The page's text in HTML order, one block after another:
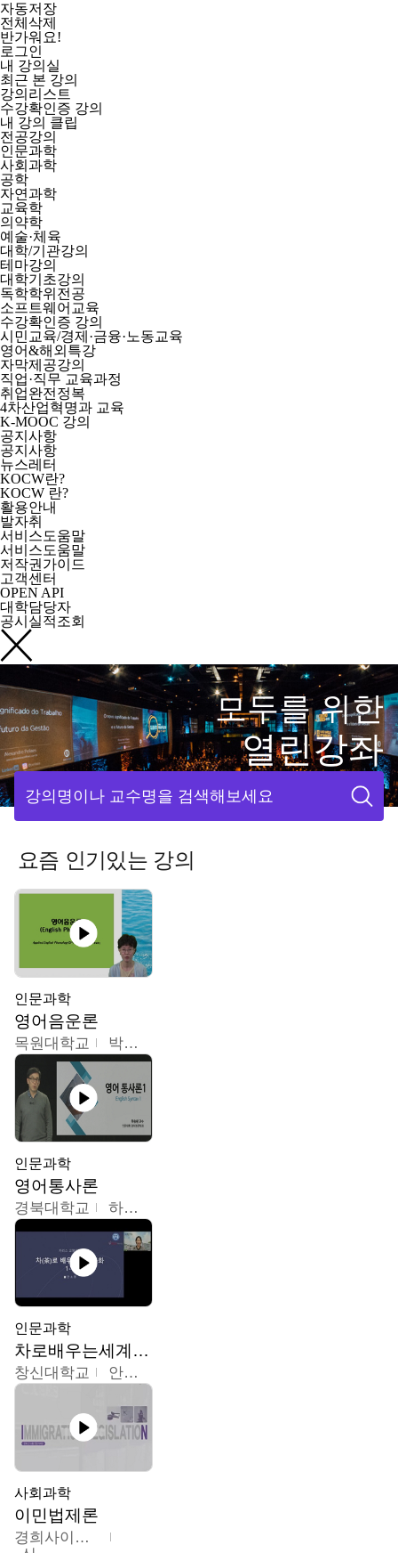
자동저장
전체삭제
반가워요!
로그인
내 강의실
최근 본 강의
강의리스트
수강확인증 강의
내 강의 클립
전공강의
인문과학
사회과학
공학
자연과학
교육학
의약학
예술·체육
대학/기관강의
테마강의
대학기초강의
독학학위전공
소프트웨어교육
수강확인증 강의
시민교육/경제·금융·노동교육
영어&해외특강
자막제공강의
직업·직무 교육과정
취업완전정복
4차산업혁명과 교육
K-MOOC 강의
공지사항
공지사항
뉴스레터
KOCW란?
KOCW 란?
활용안내
발자취
서비스도움말
서비스도움말
저작권가이드
고객센터
OPEN API
대학담당자
공시실적조회
모두를 위한
열린강좌
강의명이나 교수명을 검색해보세요
요즘 인기있는 강의
인문과학
영어음운론
목원대학교 박미숙
인문과학
영어통사론
경북대학교 하승완
인문과학
차로배우는세계문화
창신대학교 안소영
사회과학
이민법제론
경희사이버대학교